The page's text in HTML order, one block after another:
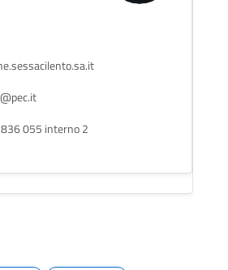
055 interno 2